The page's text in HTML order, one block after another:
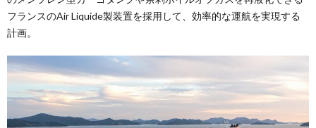
フランスのAir Liquide製装置を採用して、効率的な運航を実現する
計画。